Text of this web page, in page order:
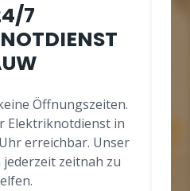
7
Öffnungszeiten.
Elektriknotdienst in
erreichbar. Unser
jederzeit zeitnah zu